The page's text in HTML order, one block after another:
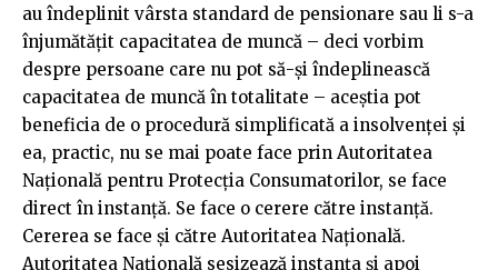
au îndeplinit vârsta standard de pensionare sau li s-a
înjumătăţit capacitatea de muncă – deci vorbim
despre persoane care nu pot să-şi îndeplinească
capacitatea de muncă în totalitate – aceştia pot
beneficia de o procedură simplificată a insolvenţei şi
ea, practic, nu se mai poate face prin Autoritatea
Naţională pentru Protecţia Consumatorilor, se face
direct în instanţă. Se face o cerere către instanţă.
Cererea se face şi către Autoritatea Naţională.
Autoritatea Naţională sesizează instanţa şi apoi